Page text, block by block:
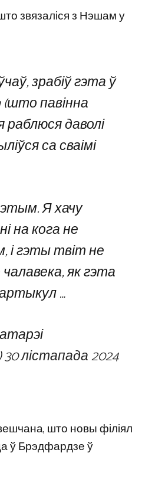
звязаліся з Нэшам у
зрабіў гэта ў
павінна
даволі
са сваімі
Я хачу
на кога не
і гэты твіт не
як гэта
…
30 лістапада 2024
што новы філіял
ў Брэдфардзе ў